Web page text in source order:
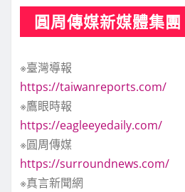
圓周傳媒新媒體集團
※臺灣導報
https://taiwanreports.com/
※鷹眼時報
https://eagleeyedaily.com/
※圓周傳媒
https://surroundnews.com/
※真言新聞網